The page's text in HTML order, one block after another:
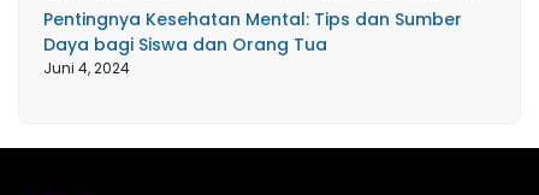
Pentingnya Kesehatan Mental: Tips dan Sumber
Daya bagi Siswa dan Orang Tua
Juni 4, 2024